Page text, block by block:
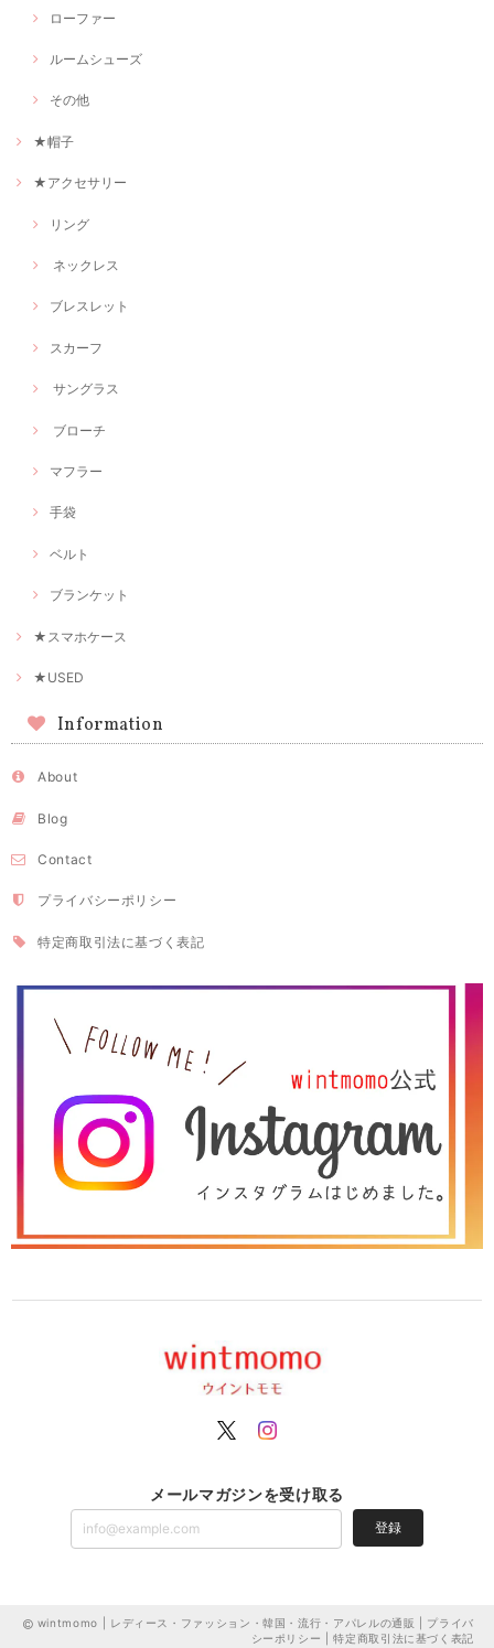
ローファー
ルームシューズ
その他
★帽子
★アクセサリー
リング
ネックレス
ブレスレット
スカーフ
サングラス
ブローチ
マフラー
手袋
ベルト
ブランケット
★スマホケース
★USED
Information
About
Blog
Contact
プライバシーポリシー
特定商取引法に基づく表記
メールマガジンを受け取る
登録
wintmomo | レディース・ファッション・韓国・流行・アパレルの通販 | プライバ
シーポリシー
|特定商取引法に基づく表記